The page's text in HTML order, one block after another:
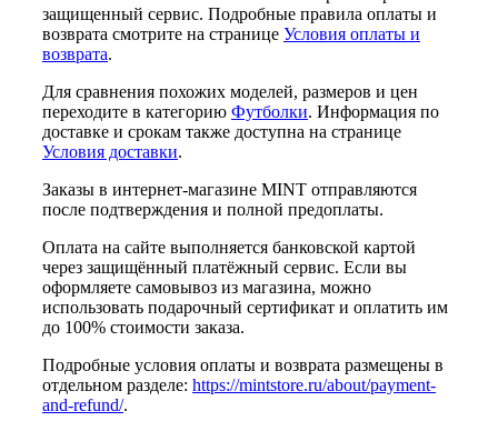
защищенный сервис. Подробные правила оплаты и
возврата смотрите на странице Условия оплаты и
возврата.
Для сравнения похожих моделей, размеров и цен
переходите в категорию Футболки. Информация по
доставке и срокам также доступна на странице
Условия доставки.
Заказы в интернет-магазине MINT отправляются
после подтверждения и полной предоплаты.
Оплата на сайте выполняется банковской картой
через защищённый платёжный сервис. Если вы
оформляете самовывоз из магазина, можно
использовать подарочный сертификат и оплатить им
до 100% стоимости заказа.
Подробные условия оплаты и возврата размещены в
отдельном разделе: https://mintstore.ru/about/payment-
and-refund/.